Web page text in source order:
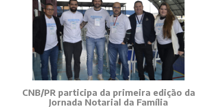
CNB/PR participa da primeira edição da
Jornada Notarial da Família